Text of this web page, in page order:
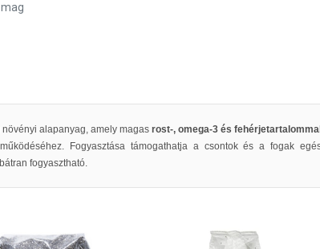
alapanyag, amely magas rost-, omega-3 és
Fogyasztása támogathatja a csontok és a fogak
fogyasztható.